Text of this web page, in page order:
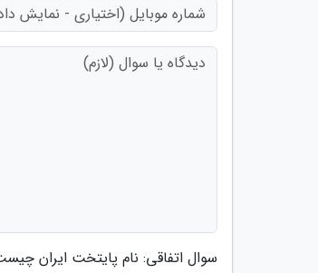
سوال اتفاقی: نام پایتخت ایران